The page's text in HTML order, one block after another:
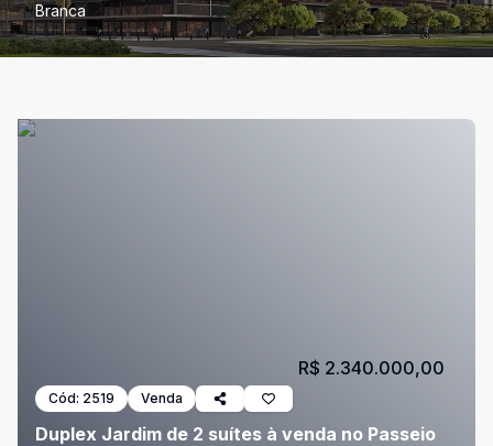
Branca
Cód: 2519 Venda
Duplex Jardim de 2 suítes à venda no Passeio
R$ 2.340.000,00